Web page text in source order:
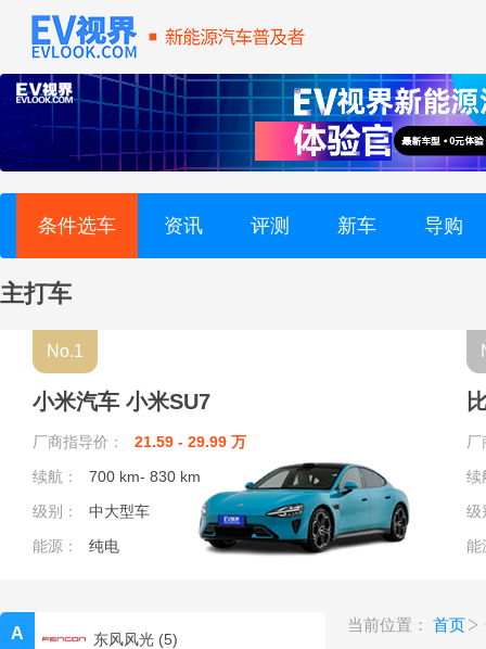
条件选车 资讯 评测 新车 导购
主打车
No.1
小米汽车 小米SU7
厂商指导价：
21.59 - 29.99 万
续航：
700 km- 830 km
级别：
中大型车
能源：
纯电
厂
续
级
能
A
长安欧尚 (7)
长安凯程 (1)
长安 (15)
D
东风奕派 (2)
东风富康 (3)
东风风光 (5)
当前位置： 首页